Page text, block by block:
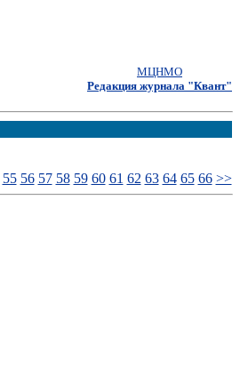
МЦНМО
Редакция журнала "Квант"
55 56 57 58 59 60 61 62 63 64 65 66 >>